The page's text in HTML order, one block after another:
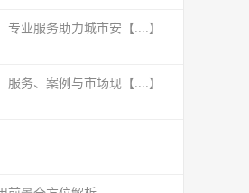
业服务助力城市安【....】
务、案例与市场现【....】